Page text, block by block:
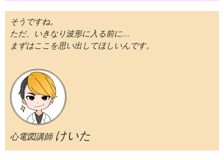
そうですね。
ただ、いきなり波形に入る前に…
まずはここを思い出してほしいんです。
心電図講師 けいた